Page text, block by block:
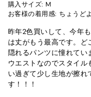
購入サイズ: M
お客様の着用感: ちょうど
昨年2色買いして、今年
は丈がもう最高です。
隠れるパンツに憧れてい
ウエストなのでスタイル
い過ぎて少し生地が擦
す！！！